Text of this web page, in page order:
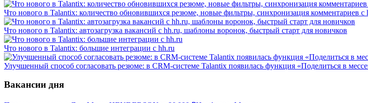
Что нового в Talantix: количество обновившихся резюме, новые фильтры, синхронизация комментариев с
Что нового в Talantix: автозагрузка вакансий c hh.ru, шаблоны воронок, быстрый старт для новичков
Что нового в Talantix: большие интеграции с hh.ru
Улучшенный способ согласовать резюме: в CRM-системе Talantix появилась функция «Поделиться в
Вакансии дня